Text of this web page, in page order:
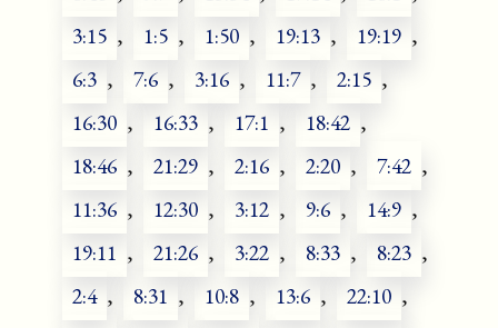
3:15 , 1:5 , 1:50 , 19:13 , 19:19 ,
6:3 , 7:6 , 3:16 , 11:7 , 2:15 ,
16:30 , 16:33 , 17:1 , 18:42 ,
18:46 , 21:29 , 2:16 , 2:20 , 7:42 ,
11:36 , 12:30 , 3:12 , 9:6 , 14:9 ,
19:11 , 21:26 , 3:22 , 8:33 , 8:23 ,
2:4 , 8:31 , 10:8 , 13:6 , 22:10 ,